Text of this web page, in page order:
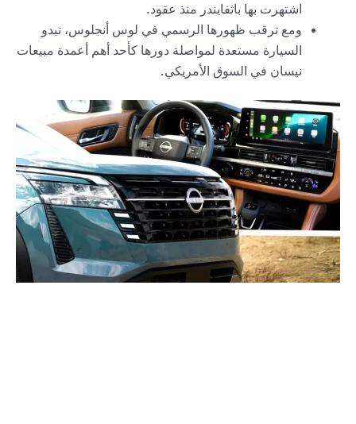
اشتهرت بها باثفايندر منذ عقود.
ومع ترقب ظهورها الرسمي في لوس أنجلوس، تبدو
السيارة مستعدة لمواصلة دورها كأحد أهم أعمدة مبيعات
نيسان في السوق الأمريكي.